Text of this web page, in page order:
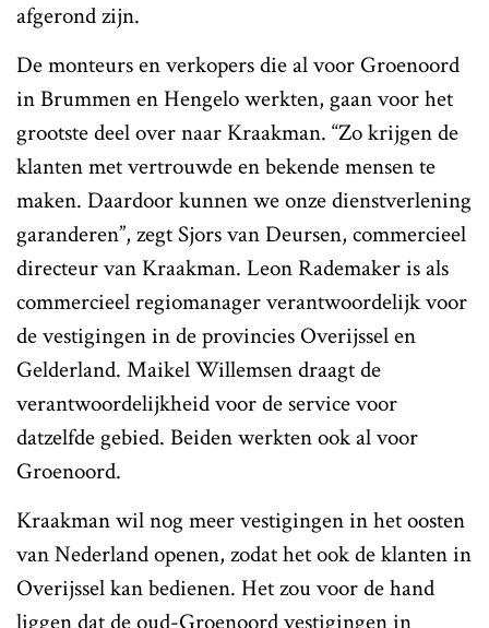
afgerond zijn.
De monteurs en verkopers die al voor Groenoord
in Brummen en Hengelo werkten, gaan voor het
grootste deel over naar Kraakman. “Zo krijgen de
klanten met vertrouwde en bekende mensen te
maken. Daardoor kunnen we onze dienstverlening
garanderen”, zegt Sjors van Deursen, commercieel
directeur van Kraakman. Leon Rademaker is als
commercieel regiomanager verantwoordelijk voor
de vestigingen in de provincies Overijssel en
Gelderland. Maikel Willemsen draagt de
verantwoordelijkheid voor de service voor
datzelfde gebied. Beiden werkten ook al voor
Groenoord.
Kraakman wil nog meer vestigingen in het oosten
van Nederland openen, zodat het ook de klanten in
Overijssel kan bedienen. Het zou voor de hand